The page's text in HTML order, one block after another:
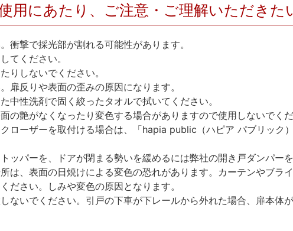
用にあたり、ご注意・ご理解いただきた
撃で採光部が割れる可能性があります。
てください。
りしないでください。
反りや表面の歪みの原因になります。
性洗剤で固く絞ったタオルで拭いてください。
の艶がなくなったり変色する場合がありますので使用しないでく
ローザーを取付ける場合は、「hapia public（ハピア パブリック
ッパーを、ドアが閉まる勢いを緩めるには弊社の開き戸ダンパー
は、表面の日焼けによる変色の恐れがあります。カーテンやブラ
さい。しみや変色の原因となります。
ないでください。引戸の下車が下レールから外れた場合、扉本体